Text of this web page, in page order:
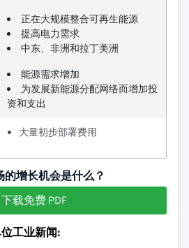
正在大规模整合可再生能源
提高电力需求
中东、非洲和拉丁美洲
能源需求增加
为发展新能源分配网络而增加投
资和支出
大量初步部署费用
的增长机会是什么？
下载免费 PDF
工业新闻: